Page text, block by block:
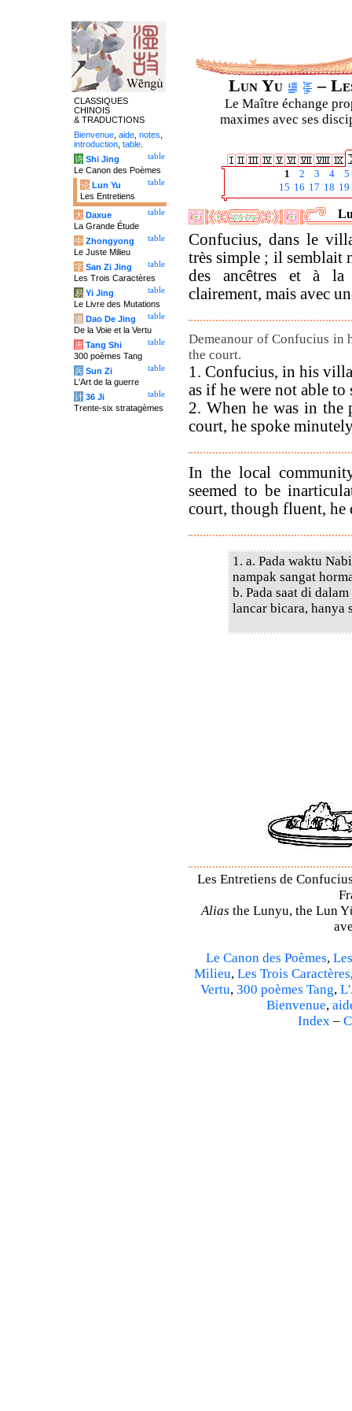
Lun Yu –
Le Maître échange
maximes avec ses
1 2 3 4
5
15 16 17 18 19
Confucius, dans le
très simple ; il semblait
des ancêtres et à
clairement, mais avec
Demeanour of Confucius in
the court.
1. Confucius, in his
as if he were not able to
2. When he was in the
court, he spoke
In the local
seemed to be
court, though fluent,
1. a. Pada waktu
nampak sangat
b. Pada saat di
lancar bicara, hanya
Les Entretiens de
Alias the Lunyu, the Lun
Le Canon des Poèmes,
Milieu, Les Trois Caractères
Vertu, 300 poèmes Tang,
Bienvenue,
Index –
CLASSIQUES
CHINOIS
& TRADUCTIONS
Bienvenue aide notes
introduction table
table
诗 Shi Jing
Le Canon des Poèmes
table
论 Lun Yu
Les Entretiens
table
大 Daxue
La Grande Étude
table
中 Zhongyong
Le Juste Milieu
table
字 San Zi Jing
Les Trois Caractères
table
易 Yi Jing
Le Livre des Mutations
table
道 Dao De Jing
De la Voie et la Vertu
table
唐 Tang Shi
300 poèmes Tang
table
兵 Sun Zi
L'Art de la guerre
table
计 36 Ji
Trente-six stratagèmes